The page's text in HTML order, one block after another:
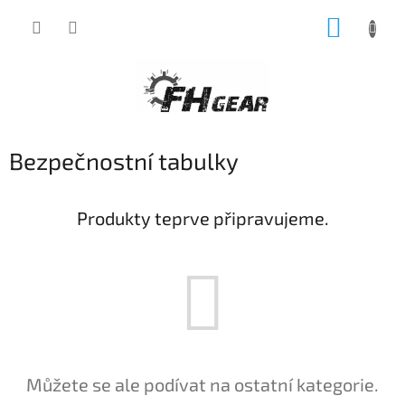
Bezpečnostní tabulky
Produkty teprve připravujeme.
Můžete se ale podívat na ostatní kategorie.